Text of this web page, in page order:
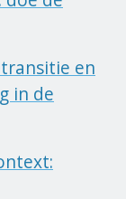
en
in de